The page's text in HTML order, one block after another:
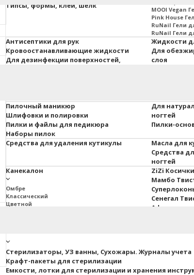
MOOI Vegan
Pink House
RuNail Гели
RuNail Гели
Типсы, формы, клей, шелк
Жидкости
Антисептики для рук
Для
слоя
Кровоостанавливающие жидкости
Для дезинфекции поверхностей,
Для
ногтей
Пилочный маникюр
Шлифовки и полировки
Пилки и файлы для педикюра
Пилки-
Наборы пилок
Масла для
Средства для удаления кутикулы
Средства
ногтей
ZiZi Косички
Канекалон
Омбре
Классический
Цветной
Мамбо
Сенегал
Афрокосы
Стерилизаторы, УЗ ванны, Сухожары. Журналы учета
Крафт-пакеты для стерилизации
Емкости, лотки для стерилизации и хранения